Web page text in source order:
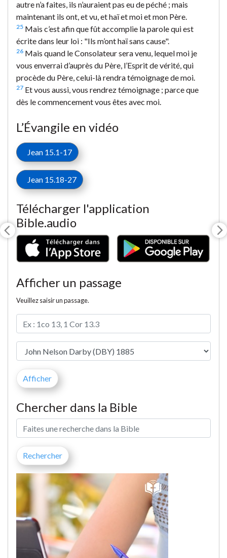
autre n’a faites, ils n’auraient pas eu de péché ; mais
maintenant ils ont, et vu, et haï et moi et mon Père.
25 Mais c’est afin que fût accomplie la parole qui est
écrite dans leur loi : "Ils m’ont haï sans cause".
26 Mais quand le Consolateur sera venu, lequel moi je
vous enverrai d’auprès du Père, l’Esprit de vérité, qui
procède du Père, celui-là rendra témoignage de moi.
27 Et vous aussi, vous rendrez témoignage ; parce que
dès le commencement vous êtes avec moi.
L’Évangile en vidéo
Jean 15.1-17
Jean 15.18-27
Télécharger l'application
Bible.audio
Afficher un passage
Veuillez saisir un passage.
Chercher dans la Bible